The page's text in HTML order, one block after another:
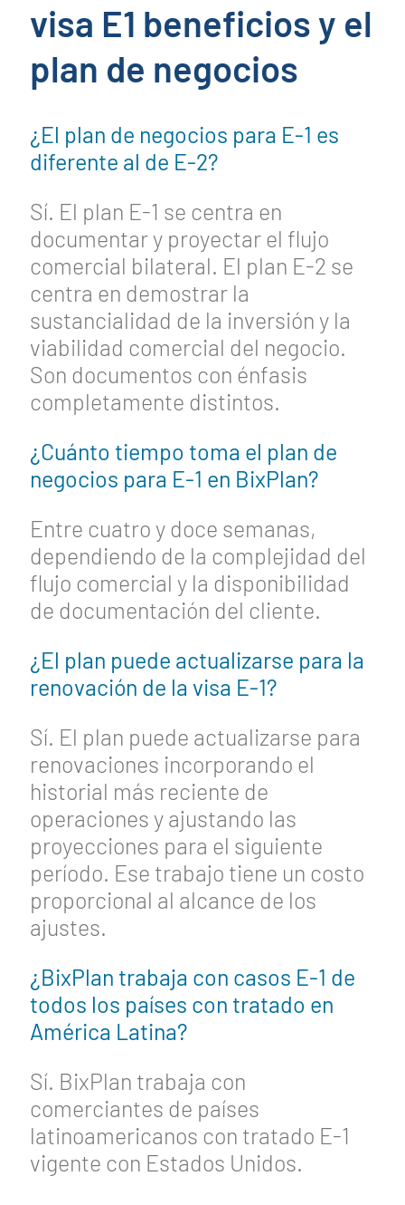
visa E1 beneficios y el
plan de negocios
¿El plan de negocios para E-1 es
diferente al de E-2?
Sí. El plan E-1 se centra en
documentar y proyectar el flujo
comercial bilateral. El plan E-2 se
centra en demostrar la
sustancialidad de la inversión y la
viabilidad comercial del negocio.
Son documentos con énfasis
completamente distintos.
¿Cuánto tiempo toma el plan de
negocios para E-1 en BixPlan?
Entre cuatro y doce semanas,
dependiendo de la complejidad del
flujo comercial y la disponibilidad
de documentación del cliente.
¿El plan puede actualizarse para la
renovación de la visa E-1?
Sí. El plan puede actualizarse para
renovaciones incorporando el
historial más reciente de
operaciones y ajustando las
proyecciones para el siguiente
período. Ese trabajo tiene un costo
proporcional al alcance de los
ajustes.
¿BixPlan trabaja con casos E-1 de
todos los países con tratado en
América Latina?
Sí. BixPlan trabaja con
comerciantes de países
latinoamericanos con tratado E-1
vigente con Estados Unidos.